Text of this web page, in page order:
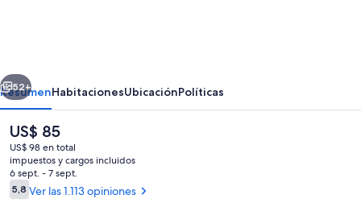
-
West
Palm
Beach,
FL
Siguiente
52+
ResumenHabitacionesUbicaciónPolíticas
El
precio
actual
es
de
US$ 85
US$ 85
US$ 98 en total
impuestos y cargos incluidos
6 sept. - 7 sept.
Opiniones
5,85,8 de 10
Ver las 1.113 opiniones